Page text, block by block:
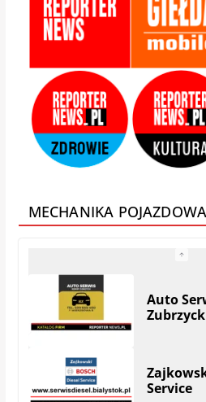
Zamis
MECHANIKA POJAZDOWA
Service